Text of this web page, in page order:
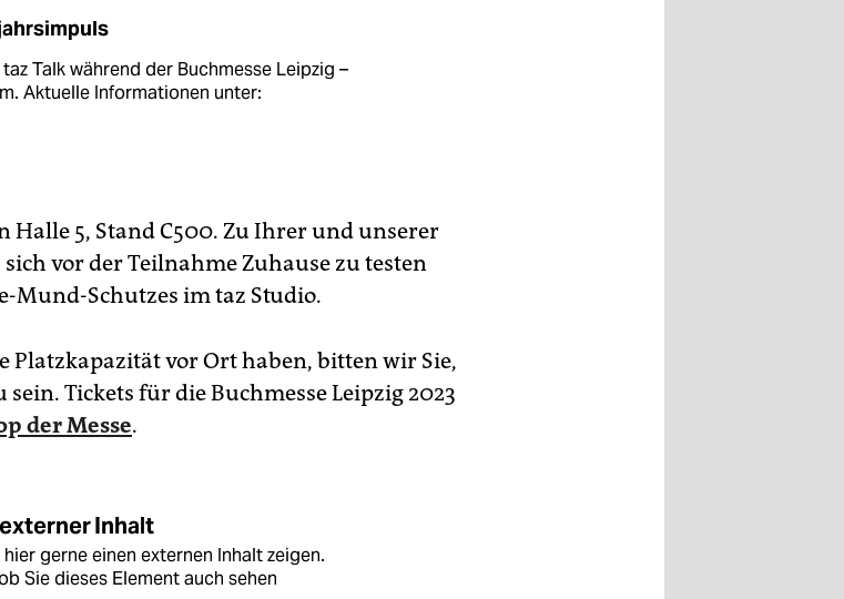
Talk während der Buchmesse Leipzig –
Aktuelle Informationen unter:
Halle 5, Stand C500. Zu Ihrer und unserer
vor der Teilnahme Zuhause zu testen
Mund-Schutzes im taz Studio.
Platzkapazität vor Ort haben, bitten wir Sie,
Tickets für die Buchmesse Leipzig 2023
der Messe.
Inhalt
gerne einen externen Inhalt zeigen.
Sie dieses Element auch sehen